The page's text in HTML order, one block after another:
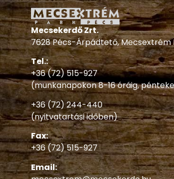
Mecsekerdő Zrt.
7628 Pécs-Árpádtető, Mecsextrém
Tel.:
+36 (72) 515-927
(munkanapokon 8-16 óráig,
+36 (72) 244-440
(nyitvatartási időben)
Fax:
+36 (72) 515-927
Email: